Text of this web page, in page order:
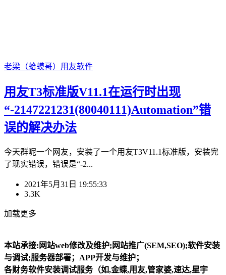
老梁（蛤蟆哥） 用友软件
用友T3标准版V11.1在运行时出现
“-2147221231(80040111)Automation”错
误的解决办法
今天群呢一个网友，安装了一个用友T3V11.1标准版，安装完
了现实错误，错误是“-2...
2021年5月31日 19:55:33
3.3K
加载更多
本站承接:网站web修改及维护;网站推广(SEM,SEO);软件安装
与调试;服务器部署；APP开发与维护；
各财务软件安装调试服务（如,金蝶,用友,管家婆,速达,星宇